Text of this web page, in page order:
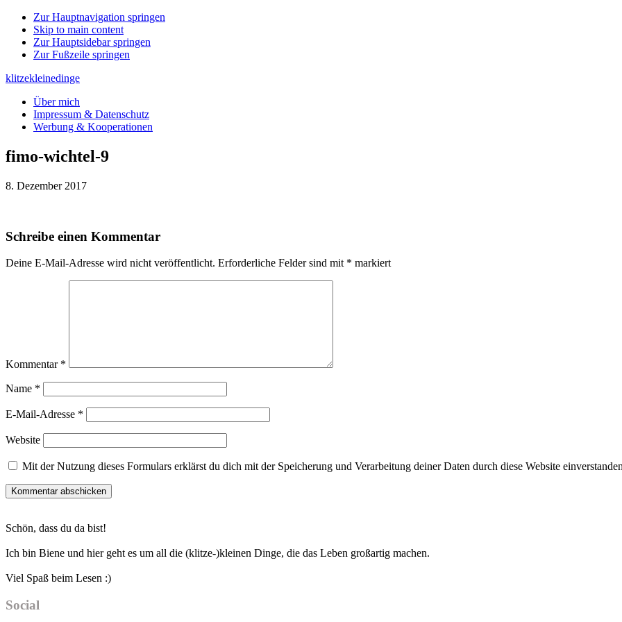
Zur Hauptnavigation springen
Skip to main content
Zur Hauptsidebar springen
Zur Fußzeile springen
klitzekleinedinge
Über mich
Impressum & Datenschutz
Werbung & Kooperationen
fimo-wichtel-9
8. Dezember 2017
Leser-
Schreibe einen Kommentar
Deine E-Mail-Adresse wird nicht veröffentlicht. Erforderliche Felder sind mit * markiert
Kommentar *
Name *
E-Mail-Adresse *
Website
Mit der Nutzung dieses Formulars erklärst du dich mit der Speicherung und Verarbeitung deiner Daten durch diese Website
Sidebar
Schön, dass du da bist!
Ich bin Biene und hier geht es um all die (klitze-)kleinen Dinge, die das Leben großartig machen.
Viel Spaß beim Lesen :)
Social